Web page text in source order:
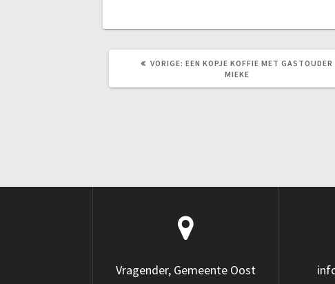
VORIGE: VORIG
EEN KOPJE KOFFIE MET GASTOUDER
MIEKE
Vragender, Gemeente Oost